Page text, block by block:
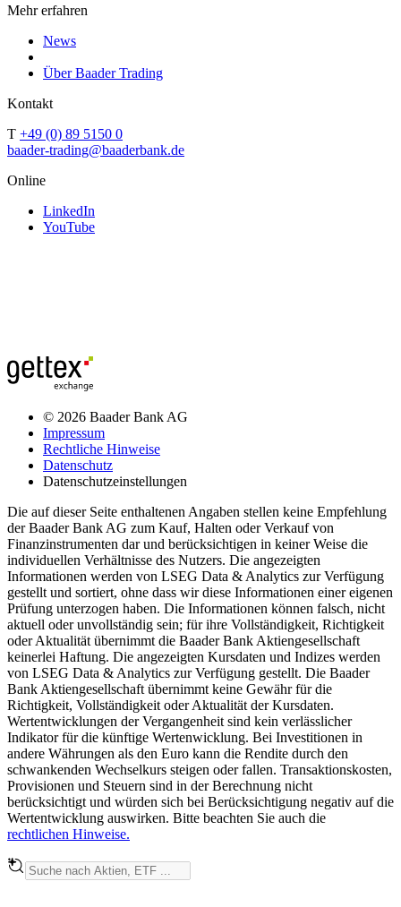
Mehr erfahren
News
Über Baader Trading
Kontakt
T +49 (0) 89 5150 0
baader-trading@baaderbank.de
Online
LinkedIn
YouTube
© 2026 Baader Bank AG
Impressum
Rechtliche Hinweise
Datenschutz
Datenschutzeinstellungen
Die auf dieser Seite enthaltenen Angaben stellen keine Empfehlung
der Baader Bank AG zum Kauf, Halten oder Verkauf von
Finanzinstrumenten dar und berücksichtigen in keiner Weise die
individuellen Verhältnisse des Nutzers. Die angezeigten
Informationen werden von LSEG Data & Analytics zur Verfügung
gestellt und sortiert, ohne dass wir diese Informationen einer eigenen
Prüfung unterzogen haben. Die Informationen können falsch, nicht
aktuell oder unvollständig sein; für ihre Vollständigkeit, Richtigkeit
oder Aktualität übernimmt die Baader Bank Aktiengesellschaft
keinerlei Haftung. Die angezeigten Kursdaten und Indizes werden
von LSEG Data & Analytics zur Verfügung gestellt. Die Baader
Bank Aktiengesellschaft übernimmt keine Gewähr für die
Richtigkeit, Vollständigkeit oder Aktualität der Kursdaten.
Wertentwicklungen der Vergangenheit sind kein verlässlicher
Indikator für die künftige Wertenwicklung. Bei Investitionen in
andere Währungen als den Euro kann die Rendite durch den
schwankenden Wechselkurs steigen oder fallen. Transaktionskosten,
Provisionen und Steuern sind in der Berechnung nicht
berücksichtigt und würden sich bei Berücksichtigung negativ auf die
Wertentwicklung auswirken. Bitte beachten Sie auch die
rechtlichen Hinweise.